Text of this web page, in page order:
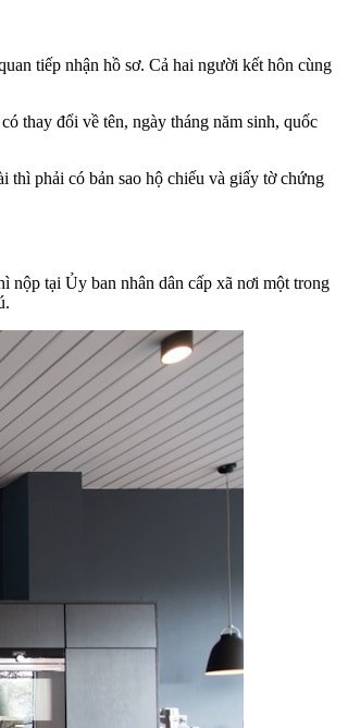
tiếp nhận hồ sơ. Cả hai người kết hôn cùng
thay đổi về tên, ngày tháng năm sinh, quốc
thì phải có bản sao hộ chiếu và giấy tờ chứng
nộp tại Ủy ban nhân dân cấp xã nơi một trong